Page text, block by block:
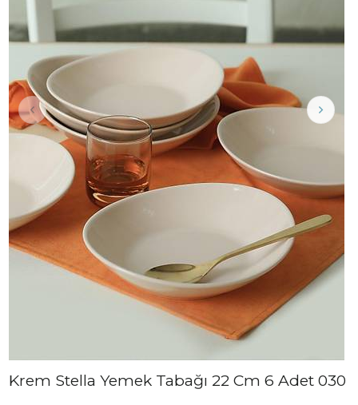
Krem Stella Yemek Tabağı 22 Cm 6 Adet 030